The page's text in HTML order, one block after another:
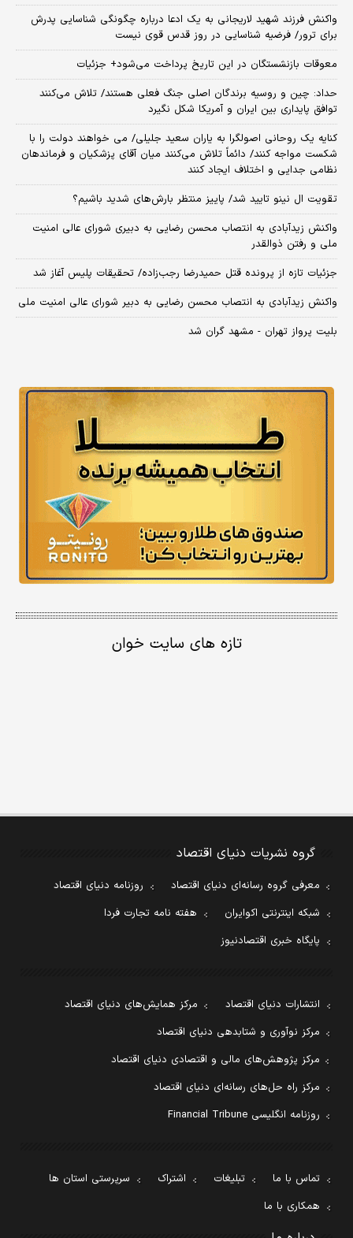
واکنش فرزند شهید لاریجانی به یک ادعا درباره چگونگی شناسایی پدرش
برای ترور/ فرضیه شناسایی در روز قدس قوی نیست
معوقات بازنشستگان در این تاریخ پرداخت می‌شود+ جزئیات
حداد: چین و روسیه برندگان اصلی جنگ فعلی هستند/ تلاش می‌کنند
توافق پایداری بین ایران و آمریکا شکل نگیرد
کنایه یک روحانی اصولگرا به یاران سعید جلیلی/ می خواهند دولت را با
شکست مواجه کنند/ دائماً تلاش می‌کنند میان آقای پزشکیان و فرماندهان
نظامی جدایی و اختلاف ایجاد کنند
تقویت ال نینو تایید شد/ پاییز منتظر بارش‌های شدید باشیم؟
واکنش زیدآبادی به انتصاب محسن رضایی به دبیری شورای عالی امنیت
ملی و رفتن ذوالقدر
جزئیات تازه از پرونده قتل حمیدرضا رجب‌زاده/ تحقیقات پلیس آغاز شد
واکنش زیدآبادی به انتصاب محسن رضایی به دبیر شورای عالی امنیت ملی
بلیت پرواز تهران - مشهد گران شد
تازه های سایت خوان
گروه نشریات دنیای اقتصاد
معرفی گروه رسانه‌ای دنیای اقتصاد
روزنامه دنیای اقتصاد
شبکه اینترنتی اکوایران
هفته نامه تجارت فردا
پایگاه خبری اقتصادنیوز
انتشارات دنیای اقتصاد
مرکز همایش‌های دنیای اقتصاد
مرکز نوآوری و شتابدهی دنیای اقتصاد
مرکز پژوهش‌های مالی و اقتصادی دنیای اقتصاد
مرکز راه حل‌های رسانه‌ای دنیای اقتصاد
روزنامه انگلیسی Financial Tribune
تماس با ما تبلیغات اشتراک
سرپرستی استان ها
همکاری با ما